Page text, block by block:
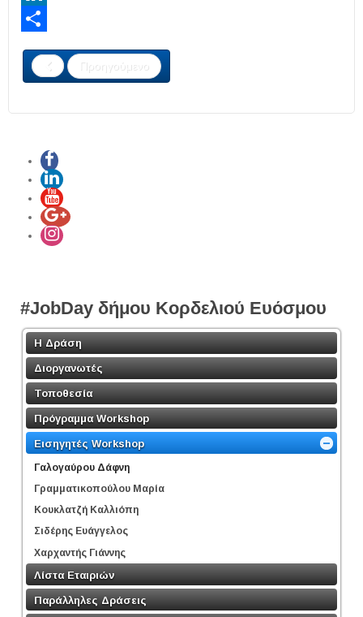
LinkedIn
Προηγούμενο
#JobDay δήμου Κορδελιού Ευόσμου
Η Δράση
Διοργανωτές
Τοποθεσία
Πρόγραμμα Workshop
Εισηγητές Workshop
Γαλογαύρου Δάφνη
Γραμματικοπούλου Μαρία
Κουκλατζή Καλλιόπη
Σιδέρης Ευάγγελος
Χαρχαντής Γιάννης
Λίστα Εταιριών
Παράλληλες Δράσεις